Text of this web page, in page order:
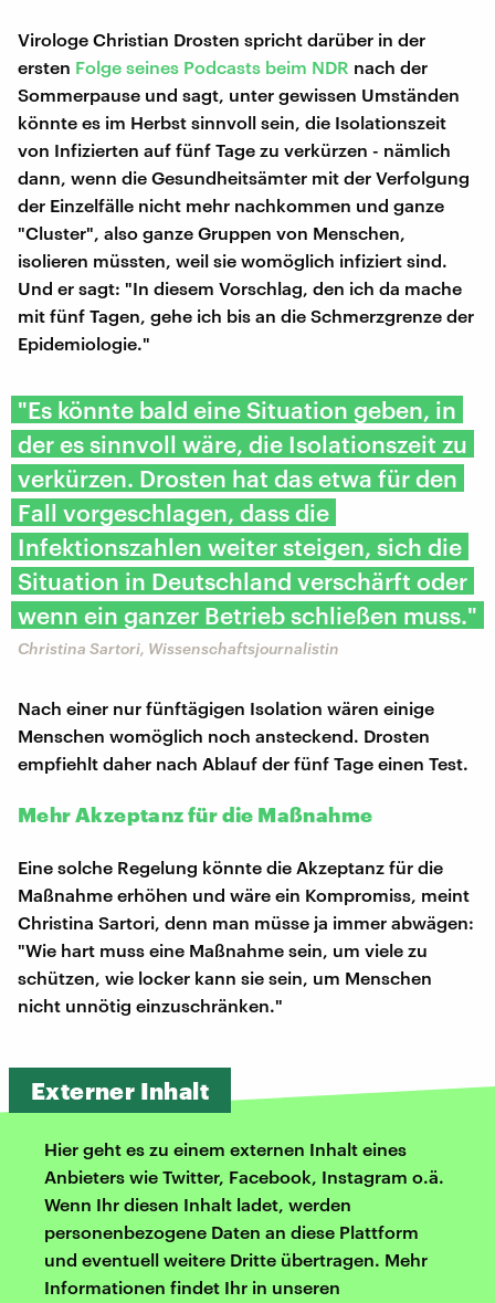
Virologe Christian Drosten spricht darüber in der
ersten Folge seines Podcasts beim NDR nach der
Sommerpause und sagt, unter gewissen Umständen
könnte es im Herbst sinnvoll sein, die Isolationszeit
von Infizierten auf fünf Tage zu verkürzen - nämlich
dann, wenn die Gesundheitsämter mit der Verfolgung
der Einzelfälle nicht mehr nachkommen und ganze
"Cluster", also ganze Gruppen von Menschen,
isolieren müssten, weil sie womöglich infiziert sind.
Und er sagt: "In diesem Vorschlag, den ich da mache
mit fünf Tagen, gehe ich bis an die Schmerzgrenze der
Epidemiologie."
"Es könnte bald eine Situation geben, in
der es sinnvoll wäre, die Isolationszeit zu
verkürzen. Drosten hat das etwa für den
Fall vorgeschlagen, dass die
Infektionszahlen weiter steigen, sich die
Situation in Deutschland verschärft oder
wenn ein ganzer Betrieb schließen muss."
Christina Sartori, Wissenschaftsjournalistin
Nach einer nur fünftägigen Isolation wären einige
Menschen womöglich noch ansteckend. Drosten
empfiehlt daher nach Ablauf der fünf Tage einen Test.
Mehr Akzeptanz für die Maßnahme
Eine solche Regelung könnte die Akzeptanz für die
Maßnahme erhöhen und wäre ein Kompromiss, meint
Christina Sartori, denn man müsse ja immer abwägen:
"Wie hart muss eine Maßnahme sein, um viele zu
schützen, wie locker kann sie sein, um Menschen
nicht unnötig einzuschränken."
Externer Inhalt
Hier geht es zu einem externen Inhalt eines
Anbieters wie Twitter, Facebook, Instagram o.ä.
Wenn Ihr diesen Inhalt ladet, werden
personenbezogene Daten an diese Plattform
und eventuell weitere Dritte übertragen. Mehr
Informationen findet Ihr in unseren